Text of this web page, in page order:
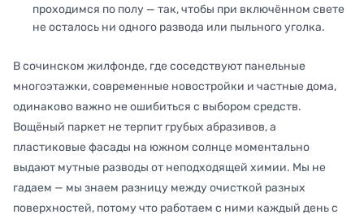
проходимся по полу — так, чтобы при включённом свете
не осталось ни одного развода или пыльного уголка.
В сочинском жилфонде, где соседствуют панельные
многоэтажки, современные новостройки и частные дома,
одинаково важно не ошибиться с выбором средств.
Вощёный паркет не терпит грубых абразивов, а
пластиковые фасады на южном солнце моментально
выдают мутные разводы от неподходящей химии. Мы не
гадаем — мы знаем разницу между очисткой разных
поверхностей, потому что работаем с ними каждый день с